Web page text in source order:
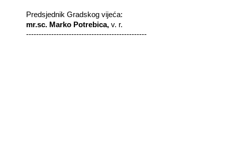
Predsjednik Gradskog vijeća:
mr.sc. Marko Potrebica, v. r.
------------------------------------------------